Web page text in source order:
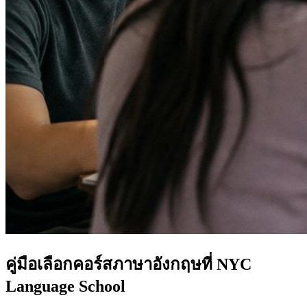
คู่มือเลือกคอร์สภาษาอังกฤษที่ NYC
Language School